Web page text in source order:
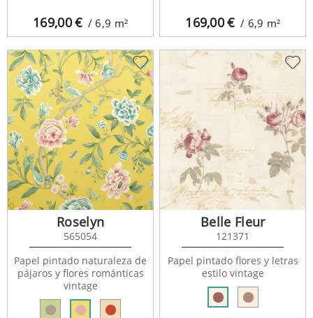
169,00€ / 6,9 m² 169,00€ / 6,9 m²
Roselyn
565054
Papel pintado naturaleza de
pájaros y flores románticas
vintage
Belle Fleur
121371
Papel pintado flores y letras
estilo vintage